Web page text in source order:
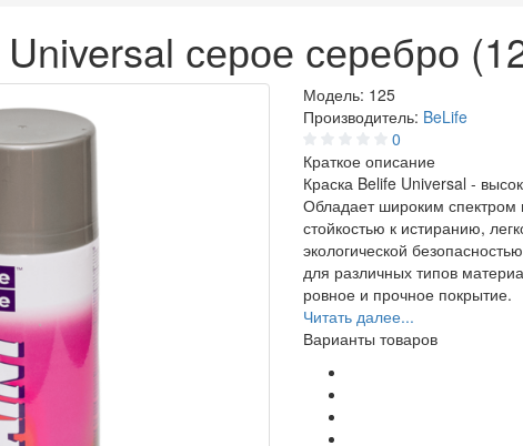
серое серебро
Модель: 125
Производитель: BeLife
0
Краткое описание
Краска Belife Universal -
Обладает широким
стойкостью к истиранию,
экологической
для различных типов
ровное и прочное покрытие.
Читать далее...
Варианты товаров